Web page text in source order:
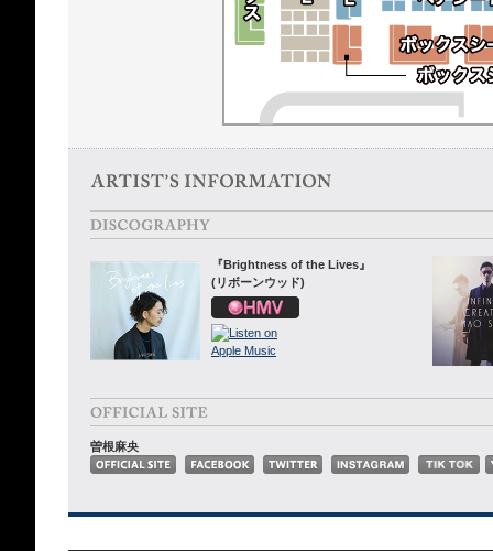
『Brightness of the Lives』
(リボーンウッド)
曽根麻央